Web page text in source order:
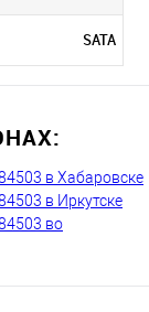
SATA
в Хабаровске
в Иркутске
во